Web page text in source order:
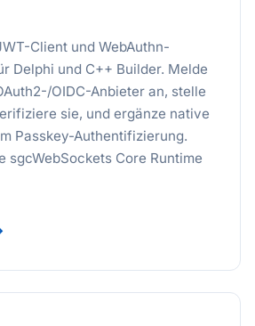
Client und WebAuthn-
Delphi und C++ Builder. Melde
OIDC-Anbieter an, stelle
sie, und ergänze native
Passkey-Authentifizierung.
sgcWebSockets Core Runtime